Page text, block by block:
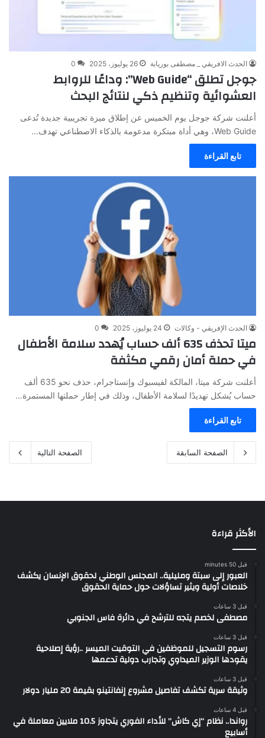
الحدث الافريقي _ مصطفى بوريابة 26 يوليوز، 2025 0
جوجل تطلق “Web Guide”: وداعًا للروابط
العشوائية وتنظيم ذكي لنتائج البحث
أعلنت شركة جوجل يوم الخميس عن إطلاق ميزة تجريبية جديدة تُدعى
Web Guide، وهي أداة مبتكرة مدعومة بالذكاء الاصطناعي تهدف…
تابع القراءة
الحدث الإفريقي - وكالات 24 يوليوز، 2025 0
ميتا تحذف 635 ألف حساب يُهدد سلامة الأطفال
في حملة أمان رقمي مكثفة
أعلنت شركة ميتا، المالكة لفيسبوك وإنستاجرام، حذف نحو 635 ألف
حساب يُشكل تهديدًا لسلامة الأطفال، وذلك في إطار حملتها المستمرة…
تابع القراءة
الصفحة السابقة الصفحة التالية
الأكثر قراءة
قبل 50 minutes
العبور إلى سبتة ومليلية.. المجلس الوطني لحقوق الإنسان يكشف
خلاصات أولية ويثير تساؤلات حول حماية الحقوق
قبل 3 ساعات
مصطفى لخصم يتجه للترشح في دائرة فاس الجنوبي
قبل 3 ساعات
رسوم التسجيل للموظفين في التوقيت الميسر ..رؤية إصلاحية
يقودها الوزير الميداوي وتجارب دولية تدعمها
قبل 3 ساعات
وثيقة سرية تكشف تفاصيل مشروع إنفانتينو بقيمة 20 مليار دولار
قبل 4 ساعات
رواندا.. نظام “إي كاش” للأداء الفوري يتجاوز 10.5 ملايين معاملة في
أسابيع